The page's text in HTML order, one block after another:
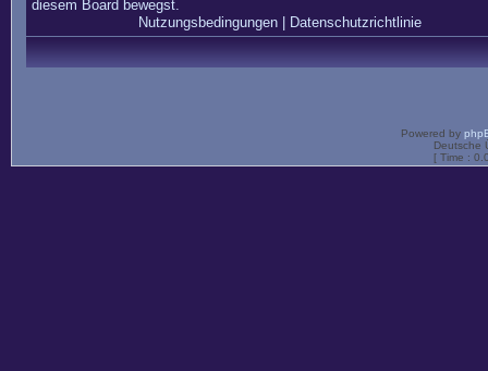
diesem Board bewegst.
Nutzungsbedingungen| Datenschutzrichtlinie
Powered by
Deutsche
[ Time :